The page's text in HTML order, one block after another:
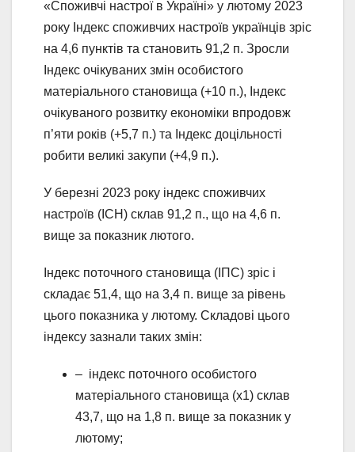
«Споживчі настрої в Україні» у лютому 2023
року Індекс споживчих настроїв українців зріс
на 4,6 пунктів та становить 91,2 п. Зросли
Індекс очікуваних змін особистого
матеріального становища (+10 п.), Індекс
очікуваного розвитку економіки впродовж
п’яти років (+5,7 п.) та Індекс доцільності
робити великі закупи (+4,9 п.).
У березні 2023 року індекс споживчих
настроїв (ІСН) склав 91,2 п., що на 4,6 п.
вище за показник лютого.
Індекс поточного становища (ІПС) зріс і
складає 51,4, що на 3,4 п. вище за рівень
цього показника у лютому. Складові цього
індексу зазнали таких змін:
– індекс поточного особистого
матеріального становища (х1) склав
43,7, що на 1,8 п. вище за показник у
лютому;